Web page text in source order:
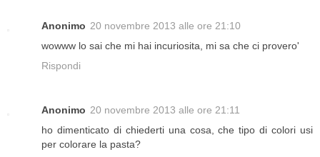
Anonimo 20 novembre 2013 alle ore 21:10
wowww lo sai che mi hai incuriosita, mi sa che ci provero'
Rispondi
Anonimo 20 novembre 2013 alle ore 21:11
ho dimenticato di chiederti una cosa, che tipo di colori usi
per colorare la pasta?